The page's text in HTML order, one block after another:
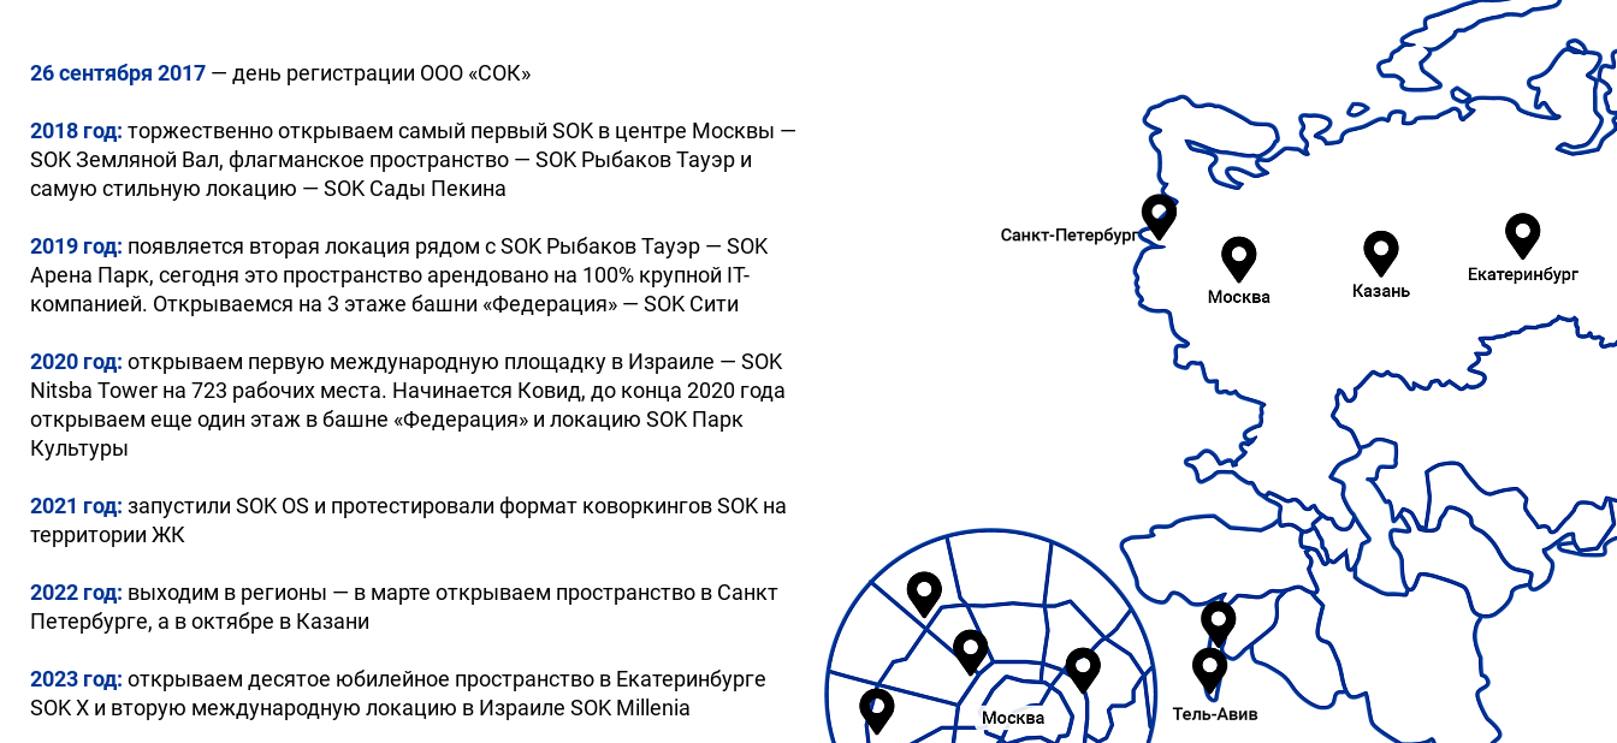
26 сентября 2017 — день регистрации ООО «СОК»
2018 год: торжественно открываем самый первый SOK в центре Москвы —
SOK Земляной Вал, флагманское пространство — SOK Рыбаков Тауэр и
самую стильную локацию — SOK Сады Пекина
2019 год: появляется вторая локация рядом с SOK Рыбаков Тауэр — SOK
Арена Парк, сегодня это пространство арендовано на 100% крупной IT-
компанией. Открываемся на 3 этаже башни «Федерация» — SOK Сити
2020 год: открываем первую международную площадку в Израиле — SOK
Nitsba Tower на 723 рабочих места. Начинается Ковид, до конца 2020 года
открываем еще один этаж в башне «Федерация» и локацию SOK Парк
Культуры
2021 год: запустили SOK OS и протестировали формат коворкингов SOK на
территории ЖК
2022 год: выходим в регионы — в марте открываем пространство в Санкт
Петербурге, а в октябре в Казани
2023 год: открываем десятое юбилейное пространство в Екатеринбурге
SOK X и вторую международную локацию в Израиле SOK Millenia